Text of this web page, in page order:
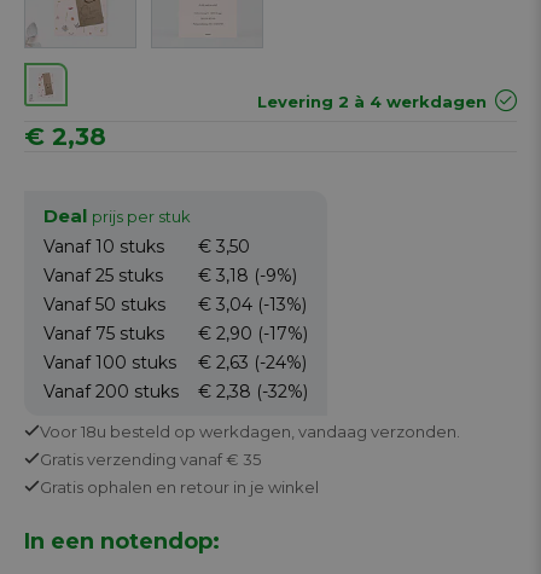
Levering 2 à 4 werkdagen
€ 2,38
Deal prijs per stuk
Vanaf 10 stuks
€ 3,50
Vanaf 25 stuks € 3,18 (-9%)
Vanaf 50 stuks € 3,04 (-13%)
Vanaf 75 stuks € 2,90 (-17%)
Vanaf 100 stuks € 2,63 (-24%)
Vanaf 200 stuks € 2,38 (-32%)
Voor 18u besteld op werkdagen, vandaag verzonden.
Gratisverzending vanaf € 35
Gratis ophalen en retour in je winkel
In een notendop: